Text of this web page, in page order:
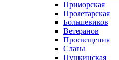
Приморская
Пролетарская
Большевиков
Ветеранов
Просвещения
Славы
Пушкинская